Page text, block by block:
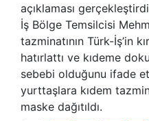
açıklaması
İş Bölge Temsilcisi
tazminatının Türk-İş’in
hatırlattı ve kıdeme
sebebi olduğunu ifade
yurttaşlara kıdem
maske dağıtıldı.